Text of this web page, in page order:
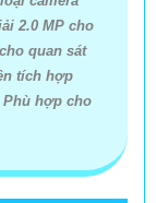
2.0 MP cho
quan sát
tích hợp
hợp cho